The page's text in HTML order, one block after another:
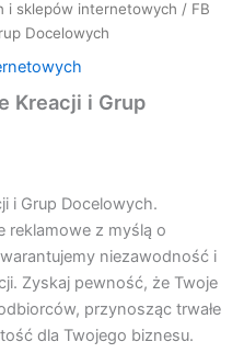
i sklepów internetowych / FB
Docelowych
Kreacji i Grup
i Grup Docelowych.
reklamowe z myślą o
niezawodność i
Zyskaj pewność, że Twoje
przynosząc trwałe
dla Twojego biznesu.